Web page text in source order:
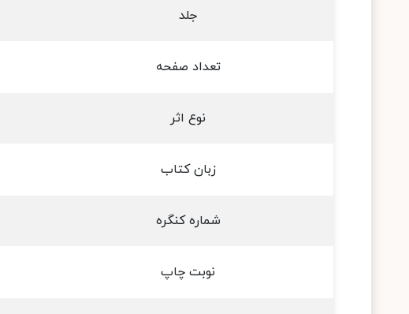
جلد
تعداد صفحه
نوع اثر
زبان کتاب
شماره کنگره
نوبت چاپ